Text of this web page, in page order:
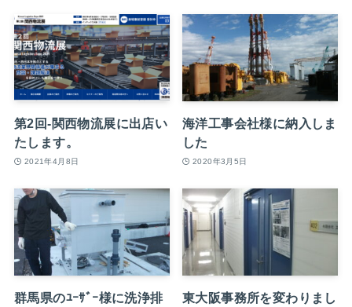
第2回-関西物流展に出店い
たします。
2021年4月8日
海洋工事会社様に納入しま
した
2020年3月5日
群馬県のﾕｰｻﾞｰ様に洗浄排
東大阪事務所を変わりまし